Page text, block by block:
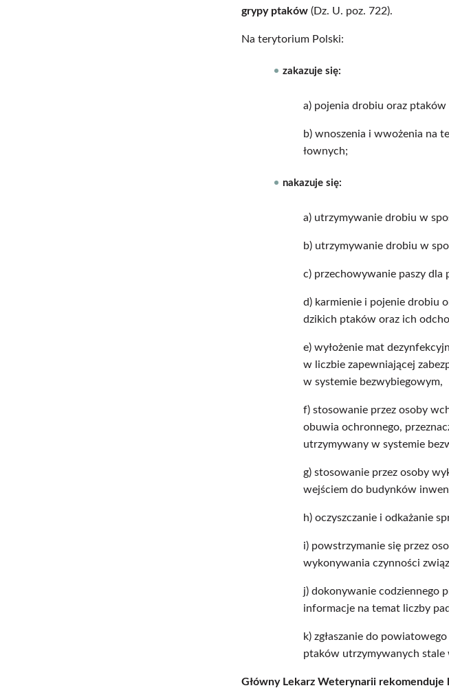
grypy ptaków (Dz. U. poz. 722).
Na terytorium Polski:
zakazuje się:
a) pojenia drobiu oraz
b) wnoszenia i wwożenia na
łownych;
nakazuje się:
a) utrzymywanie drobiu w
b) utrzymywanie drobiu w
c) przechowywanie paszy dla
d) karmienie i pojenie drobiu
dzikich ptaków oraz ich
e) wyłożenie mat
w liczbie zapewniającej
w systemie bezwybiegowym,
f) stosowanie przez osoby
obuwia ochronnego,
utrzymywany w systemie
g) stosowanie przez osoby
wejściem do budynków
h) oczyszczanie i odkażanie
i) powstrzymanie się przez
wykonywania czynności
j) dokonywanie codziennego
informacje na temat liczby
k) zgłaszanie do
ptaków utrzymywanych stale
Główny Lekarz Weterynarii